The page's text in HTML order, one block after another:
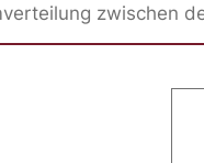
zwischen